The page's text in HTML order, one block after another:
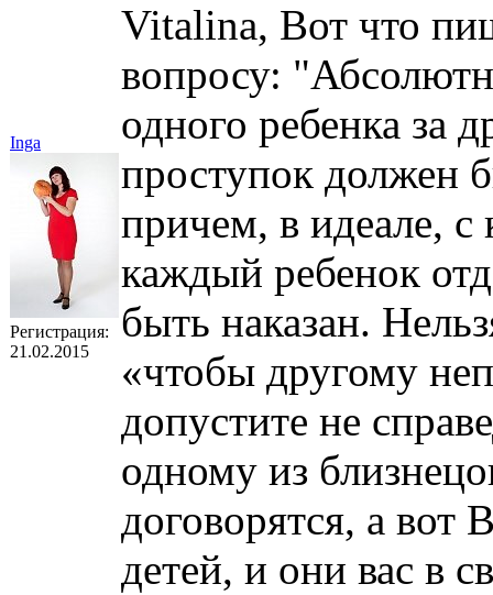
Inga
Регистрация:
21.02.2015
Vitalina, Вот что
вопросу:
одного ребенка за
проступок должен
причем, в идеале,
каждый ребенок
быть наказан.
«чтобы другому
допустите не
одному из
договорятся, а вот
детей, и они вас в